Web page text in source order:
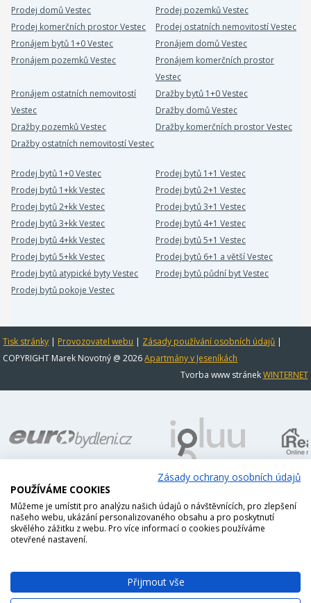
Prodej domů Vestec
Prodej pozemků Vestec
Prodej komerčních prostor Vestec
Prodej ostatních nemovitostí Vestec
Pronájem bytů 1+0 Vestec
Pronájem domů Vestec
Pronájem pozemků Vestec
Pronájem komerčních prostor
Vestec
Pronájem ostatních nemovitostí
Vestec
Dražby bytů 1+0 Vestec
Dražby domů Vestec
Dražby pozemků Vestec
Dražby komerčních prostor Vestec
Dražby ostatních nemovitostí Vestec
Prodej bytů 1+0 Vestec
Prodej bytů 1+1 Vestec
Prodej bytů 1+kk Vestec
Prodej bytů 2+1 Vestec
Prodej bytů 2+kk Vestec
Prodej bytů 3+1 Vestec
Prodej bytů 3+kk Vestec
Prodej bytů 4+1 Vestec
Prodej bytů 4+kk Vestec
Prodej bytů 5+1 Vestec
Prodej bytů 5+kk Vestec
Prodej bytů 6+1 a větší Vestec
Prodej bytů atypické byty Vestec
Prodej bytů půdní byt Vestec
Prodej bytů pokoje Vestec
Tisk stránky | Provozovatel webu | Zásady používání osobních údajů |
COPYRIGHT Marek Novotný @ 2026Apartmány v Jeseníkách
Tvorba www stránekWINTERNET
Zásady ochrany osobních údajů
POUŽÍVÁME COOKIES
Můžeme je umístit pro analýzu našich údajů o návštěvnících, pro zlepšení
našeho webu, ukázání personalizovaného obsahu a pro poskytnutí
skvělého zážitku z webu. Pro více informací o cookies používáme
otevřené nastavení.
Přijmout vše